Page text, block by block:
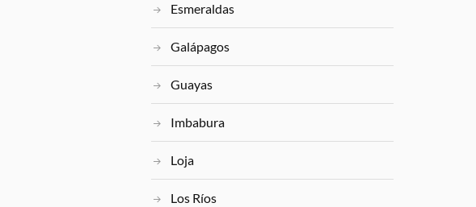
Esmeraldas
Galápagos
Guayas
Imbabura
Loja
Los Ríos